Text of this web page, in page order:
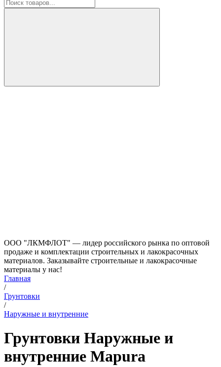
ООО "ЛКМФЛОТ" — лидер российского рынка по оптовой
продаже и комплектации строительных и лакокрасочных
материалов. Заказывайте строительные и лакокрасочные
материалы у нас!
Главная
/
Грунтовки
/
Наружные и внутренние
Грунтовки Наружные и
внутренние Mapura